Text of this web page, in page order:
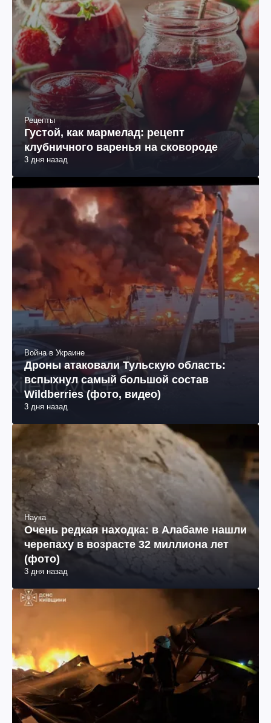
Рецепты
Густой, как мармелад: рецепт
клубничного варенья на сковороде
3 дня назад
Война в Украине
Дроны атаковали Тульскую область:
вспыхнул самый большой состав
Wildberries (фото, видео)
3 дня назад
Наука
Очень редкая находка: в Алабаме нашли
черепаху в возрасте 32 миллиона лет
(фото)
3 дня назад